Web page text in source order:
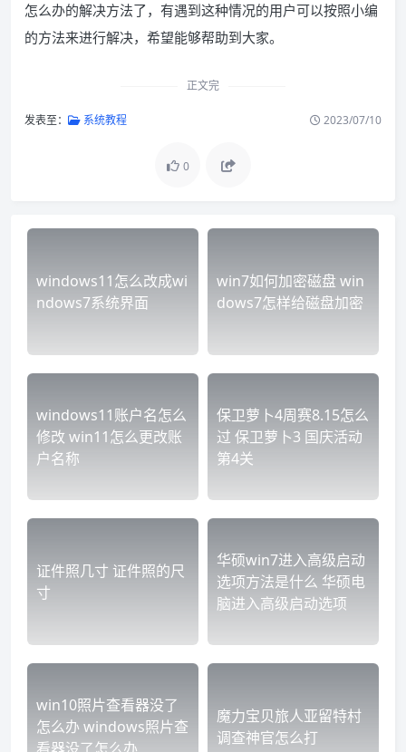
怎么办的解决方法了，有遇到这种情况的用户可以按照小编
的方法来进行解决，希望能够帮助到大家。
正文完
发表至： 系统教程 2023/07/10
0
windows11怎么改成wi
ndows7系统界面
win7如何加密磁盘 win
dows7怎样给磁盘加密
windows11账户名怎么
修改 win11怎么更改账
户名称
保卫萝卜4周赛8.15怎么
过 保卫萝卜3 国庆活动
第4关
证件照几寸 证件照的尺
寸
华硕win7进入高级启动
选项方法是什么 华硕电
脑进入高级启动选项
win10照片查看器没了
怎么办 windows照片查
魔力宝贝旅人亚留特村
调查神官怎么打